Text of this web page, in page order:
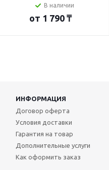
В наличии
от 1 790 ₸
ИНФОРМАЦИЯ
Договор оферта
Условия доставки
Гарантия на товар
Дополнительные услуги
Как оформить заказ